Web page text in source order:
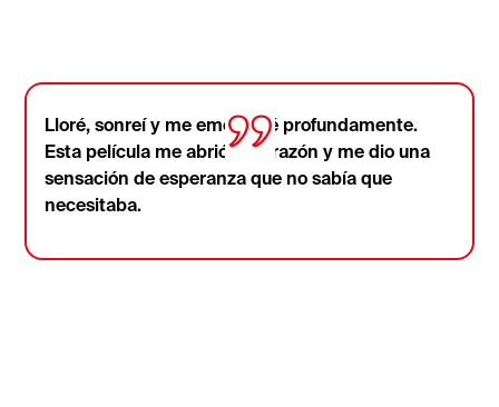
Lloré, sonreí y me emocioné profundamente.
Esta película me abrió el corazón y me dio una
sensación de esperanza que no sabía que
necesitaba.
La película que conmovió a